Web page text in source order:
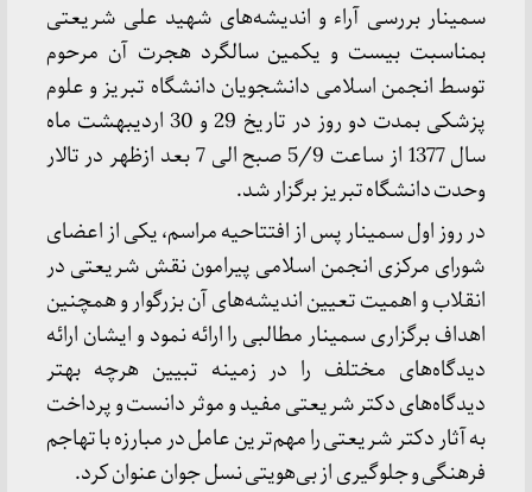
سمینار بررسی آراء و اندیشه‌های شهید علی شریعتی
بمناسبت بیست و یکمین سالگرد هجرت آن مرحوم
توسط انجمن اسلامی دانشجویان دانشگاه تبریز و علوم
پزشکی بمدت دو روز در تاریخ 29 و 30 اردیبهشت ماه
سال 1377 از ساعت 5/9 صبح الی 7 بعد ازظهر در تالار
وحدت دانشگاه تبریز برگزار شد.
در روز اول سمینار پس از افتتاحیه مراسم، یکی از اعضای
شورای مرکزی انجمن اسلامی پیرامون نقش شریعتی در
انقلاب و اهمیت تعیین اندیشه‌های آن بزرگوار و همچنین
اهداف برگزاری سمینار مطالبی را ارائه نمود و ایشان ارائه
دیدگاه‌های مختلف را در زمینه تبیین هرچه بهتر
دیدگاه‌های دکتر شریعتی مفید و موثر دانست و پرداخت
به آثار دکتر شریعتی را مهم‌ترین عامل در مبارزه با تهاجم
فرهنگی و جلوگیری از بی‌هویتی نسل جوان عنوان کرد.